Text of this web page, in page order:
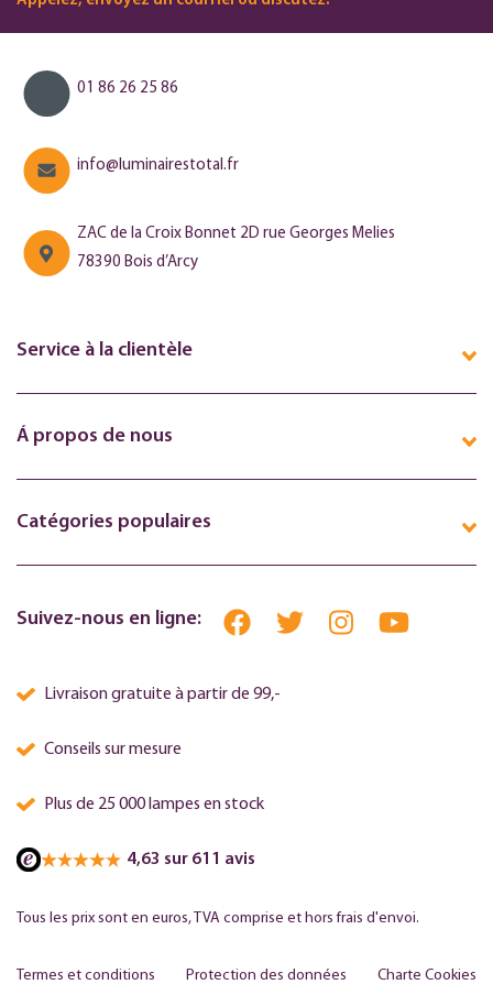
01 86 26 25 86
info@luminairestotal.fr
ZAC de la Croix Bonnet 2D rue Georges Melies
78390 Bois d’Arcy
Service à la clientèle
Á propos de nous
Catégories populaires
Suivez-nous en ligne:
Livraison gratuite à partir de 99,-
Conseils sur mesure
Plus de 25 000 lampes en stock
4,63 sur 611 avis
Tous les prix sont en euros, TVA comprise et hors frais d'envoi.
Termes et conditions Protection des données Charte Cookies